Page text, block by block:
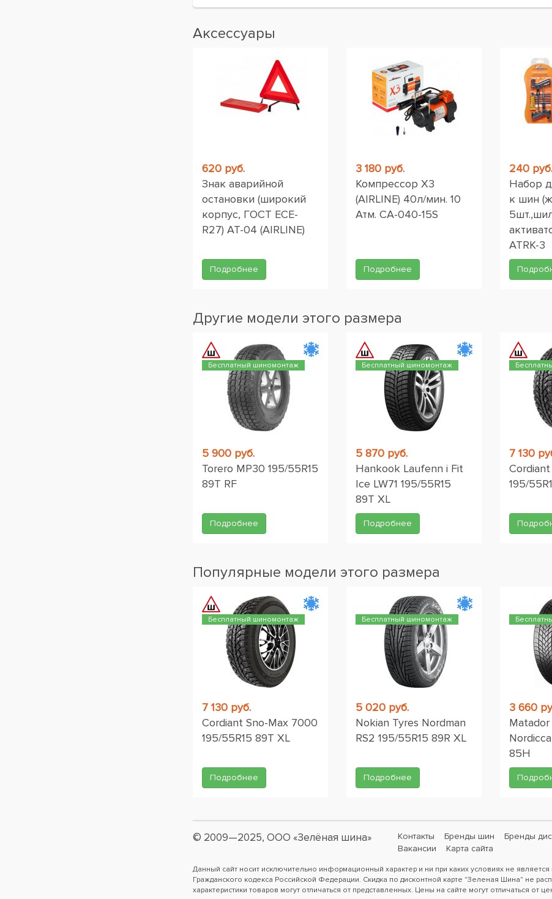
Аксессуары
620 руб.
Знак аварийной
остановки (широкий
корпус, ГОСТ ЕСЕ-
R27) AT-04 (AIRLINE)
Подробнее
3 180 руб.
Компрессор X3
(AIRLINE) 40л/мин. 10
Атм. CA-040-15S
Подробнее
240 руб.
Набор
к шин
ATRK-3
Другие модели этого размера
Бесплатный шиномонтаж
5 900 руб.
Torero MP30 195/55R15
89T RF
Подробнее
Бесплатный шиномонтаж
5 870 руб.
Hankook Laufenn i Fit
Ice LW71 195/55R15
89T XL
Подробнее
7 130
195/
Популярные модели этого размера
Бесплатный шиномонтаж
7 130 руб.
Cordiant Sno-Max 7000
195/55R15 89T XL
Подробнее
Бесплатный шиномонтаж
5 020 руб.
Nokian Tyres Nordman
RS2 195/55R15 89R XL
Подробнее
3 660
85H
© 2009—2025, ООО «Зелёная шина» Контакты Бренды шин Бренды
Вакансии
Карта сайта
Данный сайт носит исключительно информационный характер и ни при каких условиях не
Гражданского кодекса Российской Федерации. Скидка по дисконтной карте "Зеленая Шина" не
характеристики товаров могут отличаться от представленных. Цены на сайте могут отличаться от